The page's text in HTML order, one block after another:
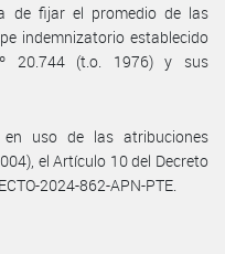
de fijar el promedio de las
indemnizatorio establecido
20.744 (t.o. 1976) y sus
uso de las atribuciones
el Artículo 10 del Decreto
2024-862-APN-PTE.